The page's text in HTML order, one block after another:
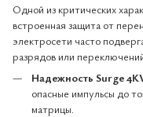
Одной из критических
встроенная защита от
электросети часто
разрядов или
Надежность Surge
опасные импульсы до
матрицы.